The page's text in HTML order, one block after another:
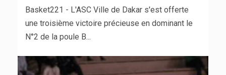
Basket221 - L'ASC Ville de Dakar s'est offerte
une troisième victoire précieuse en dominant le
N°2 de la poule B...